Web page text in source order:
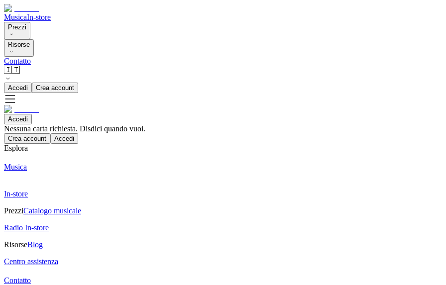
MusicaIn-store
Prezzi
Risorse
Contatto
🇮🇹
Accedi Crea account
Accedi
Nessuna carta richiesta. Disdici quando vuoi.
Crea account Accedi
Esplora
Musica
In-store
PrezziCatalogo musicale
Radio In-store
RisorseBlog
Centro assistenza
Contatto